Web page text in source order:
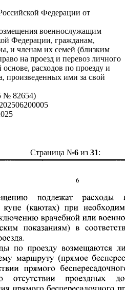
Федерации от
военнослужащим
Федерации, гражданам,
и членам их семей (близким
на проезд и перевоз личного
расходов по проезду и
произведенных ими за свой
№ 82654)
Страница №6из 31: